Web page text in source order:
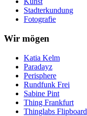
Stadterkundung
Fotografie
Wir mögen
Katia Kelm
Paradayz
Perisphere
Rundfunk Frei
Sabine Pint
Thing Frankfurt
Thinglabs Flipboard